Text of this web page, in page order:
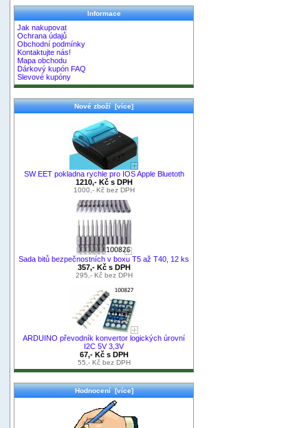
Informace
Jak nakupovat
Ochrana údajů
Obchodní podmínky
Kontaktujte nás!
Mapa obchodu
Dárkový kupón FAQ
Slevové kupóny
Nové zboží [více]
SW EET pokladna rychle pro IOS Apple Bluetoth
1210,- Kč s DPH
1000,- Kč bez DPH
Sada bitů bezpečnostních v boxu T5 až T40, 12 ks
357,- Kč s DPH
295,- Kč bez DPH
ARDUINO převodník konvertor logických úrovní
I2C 5V 3,3V
67,- Kč s DPH
55,- Kč bez DPH
Hodnocení [více]